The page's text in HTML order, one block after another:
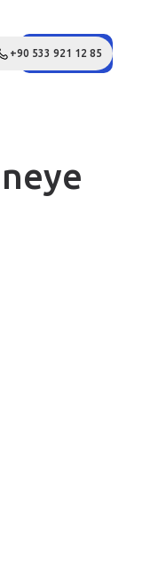
Teklif Al
+90 533 921 12 85